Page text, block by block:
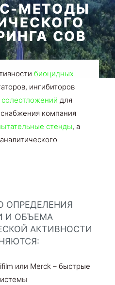
МЕТОДЫ
СОВ
биоцидных
ингибиторов
солеотложений для
компания
стенды, а
ОПРЕДЕЛЕНИЯ
И ОБЪЕМА
АКТИВНОСТИ
или Merck – быстрые